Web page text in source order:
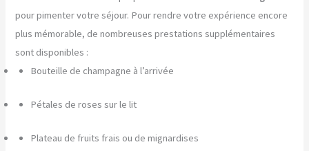
pour pimenter votre séjour. Pour rendre votre expérience encore
plus mémorable, de nombreuses prestations supplémentaires
sont disponibles :
Bouteille de champagne à l’arrivée
Pétales de roses sur le lit
Plateau de fruits frais ou de mignardises